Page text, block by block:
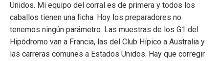
Unidos. Mi equipo del corral es de primera y todos los
caballos tienen una ficha. Hoy los preparadores no
tenemos ningún parámetro. Las muestras de los G1 del
Hipódromo van a Francia, las del Club Hípico a Australia y
las carreras comunes a Estados Unidos. Hay que corregir